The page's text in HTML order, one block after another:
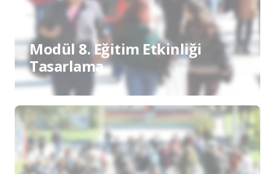
Modül 8. Eğitim Etkinliği
Tasarlama